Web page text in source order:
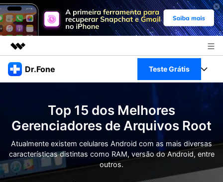
Produtos em destaque
Soluções
Sala de imprensa
Loja
Dr.Fone Teste Grátis
Veja Toolkit Completo >
Productos
Para PC
Para Celular
Guia & Suporte
Ações rápidas
Top 15 dos Melhores
Gerenciadores de Arquivos Root
Atualmente existem celulares Android com as mais diversas
características distintas como RAM, versão do Android, entre
outros.